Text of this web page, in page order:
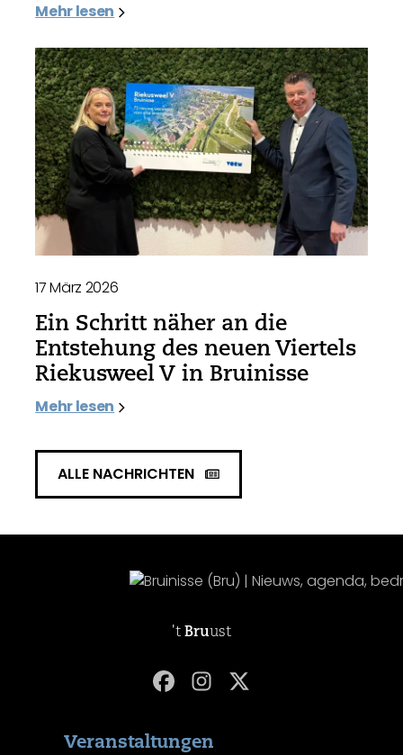
Mehr lesen
17 März 2026
Ein Schritt näher an die
Entstehung des neuen Viertels
Riekusweel V in Bruinisse
Mehr lesen
ALLE NACHRICHTEN
't Bruust
Veranstaltungen